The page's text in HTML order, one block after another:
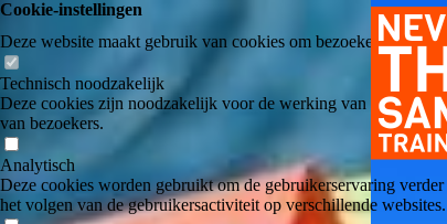
Cookie-instellingen
Deze website maakt gebruik van cookies om bezoekers een
Technisch noodzakelijk
Deze cookies zijn noodzakelijk voor de werking van de
van bezoekers.
Analytisch
Deze cookies worden gebruikt om de gebruikerservaring
het volgen van de gebruikersactiviteit op verschillende websites.